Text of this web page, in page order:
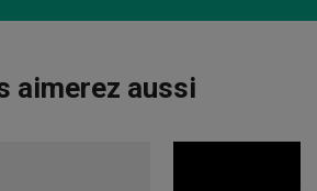
aimerez aussi